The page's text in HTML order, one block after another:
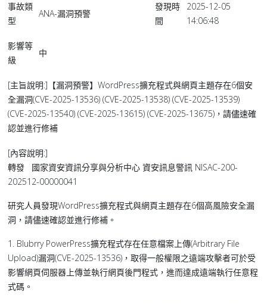
事故類
型
ANA-漏洞預警
發現時
間
2025-12-05
14:06:48
影響等
級
中
[主旨說明:]【漏洞預警】WordPress擴充程式與網頁主題存在6個安
全漏洞(CVE-2025-13536) (CVE-2025-13538) (CVE-2025-13539)
(CVE-2025-13540) (CVE-2025-13615) (CVE-2025-13675)，請儘速確
認並進行修補
[內容說明:]
轉發 國家資安資訊分享與分析中心 資安訊息警訊 NISAC-200-
202512-00000041
研究人員發現WordPress擴充程式與網頁主題存在6個高風險安全漏
洞，請儘速確認並進行修補。
1. Blubrry PowerPress擴充程式存在任意檔案上傳(Arbitrary File
Upload)漏洞(CVE-2025-13536)，取得一般權限之遠端攻擊者可於受
影響網頁伺服器上傳並執行網頁後門程式，進而達成遠端執行任意程
式碼。